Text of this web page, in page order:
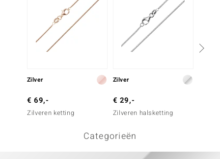
Zilver
€ 69,-
Zilveren ketting
Zilver
€ 29,-
Zilveren halsketting
Categorieën